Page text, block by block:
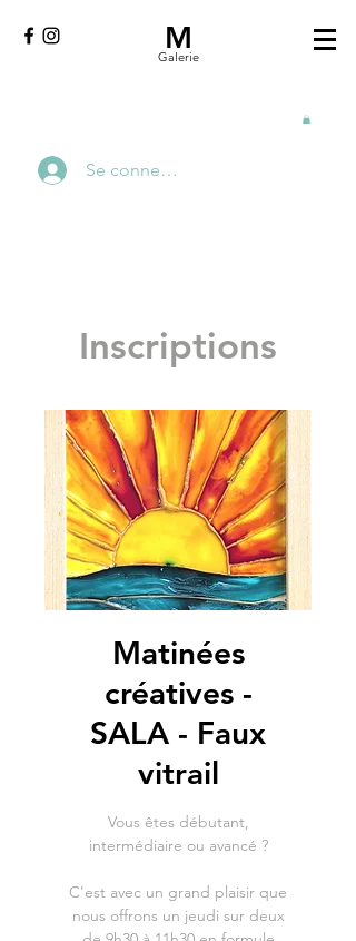
M
Galerie
Se connecter
Inscriptions
Matinées
créatives -
SALA - Faux
vitrail
Vous êtes débutant,
intermédiaire ou avancé ?
C'est avec un grand plaisir que
nous offrons un jeudi sur deux